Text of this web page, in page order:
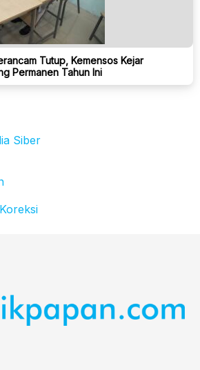
Tutup, Kemensos Kejar
Permanen Tahun Ini
Siber